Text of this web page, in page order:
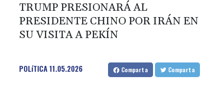
TRUMP PRESIONARÁ AL
PRESIDENTE CHINO POR IRÁN EN
SU VISITA A PEKÍN
POLíTICA11.05.2026 Comparta Comparta